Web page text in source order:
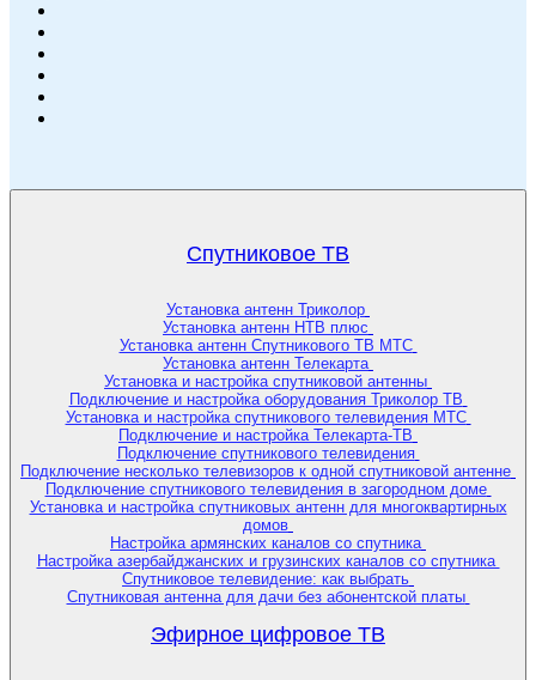
Спутниковое ТВ
Установка антенн Триколор
Установка антенн НТВ плюс
Установка антенн Спутникового ТВ МТС
Установка антенн Телекарта
Установка и настройка спутниковой антенны
Подключение и настройка оборудования Триколор ТВ
Установка и настройка спутникового телевидения МТС
Подключение и настройка Телекарта-ТВ
Подключение спутникового телевидения
Подключение несколько телевизоров к одной спутниковой антенне
Подключение спутникового телевидения в загородном доме
Установка и настройка спутниковых антенн для многоквартирных
домов
Настройка армянских каналов со спутника
Настройка азербайджанских и грузинских каналов со спутника
Спутниковое телевидение: как выбрать
Спутниковая антенна для дачи без абонентской платы
Эфирное цифровое ТВ